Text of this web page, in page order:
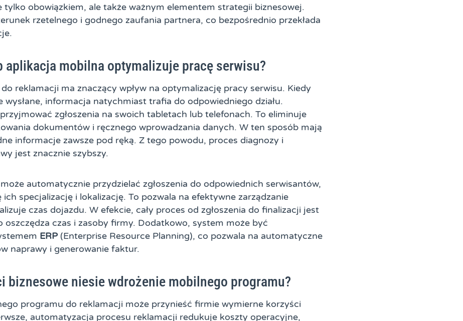
tylko obowiązkiem, ale także ważnym elementem strategii biznesowej.
rzetelnego i godnego zaufania partnera, co bezpośrednio przekłada
aplikacja mobilna optymalizuje pracę serwisu?
reklamacji ma znaczący wpływ na optymalizację pracy serwisu. Kiedy
wysłane, informacja natychmiast trafia do odpowiedniego działu.
zgłoszenia na swoich tabletach lub telefonach. To eliminuje
dokumentów i ręcznego wprowadzania danych. W ten sposób mają
informacje zawsze pod ręką. Z tego powodu, proces diagnozy i
jest znacznie szybszy.
automatycznie przydzielać zgłoszenia do odpowiednich serwisantów,
specjalizację i lokalizację. To pozwala na efektywne zarządzanie
czas dojazdu. W efekcie, cały proces od zgłoszenia do finalizacji jest
oszczędza czas i zasoby firmy. Dodatkowo, system może być
ERP(Enterprise Resource Planning), co pozwala na automatyczne
naprawy i generowanie faktur.
biznesowe niesie wdrożenie mobilnego programu?
programu do reklamacji może przynieść firmie wymierne korzyści
automatyzacja procesu reklamacji redukuje koszty operacyjne,